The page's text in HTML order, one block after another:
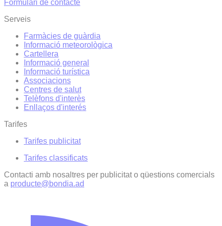
Formulari de contacte
Serveis
Farmàcies de guàrdia
Informació meteorològica
Cartellera
Informació general
Informació turística
Associacions
Centres de salut
Telèfons d'interès
Enllaços d'interés
Tarifes
Tarifes publicitat
Tarifes classificats
Contacti amb nosaltres per publicitat o qüestions comercials
a producte@bondia.ad